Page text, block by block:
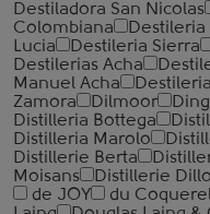
Destiladora San Nicolas
Colombiana
Destileria
Lucia
Destileria Sierra
Destilerias Acha
Manuel Acha
Zamora
Dilmoor
Distilleria Bottega
Distilleria Marolo
Distillerie Berta
Moisans
Distillerie
de JOY
du